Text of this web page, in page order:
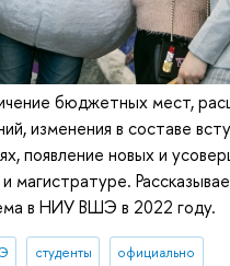
бюджетных мест,
изменения в составе
появление новых и
магистратуре.
в НИУ ВШЭ в 2022 году.
студенты официально